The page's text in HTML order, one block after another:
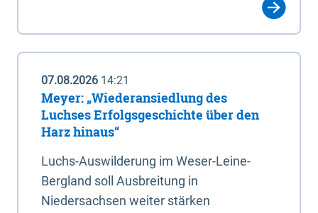
07.08.2026 14:21
Meyer: „Wiederansiedlung des
Luchses Erfolgsgeschichte über den
Harz hinaus“
Luchs-Auswilderung im Weser-Leine-
Bergland soll Ausbreitung in
Niedersachsen weiter stärken